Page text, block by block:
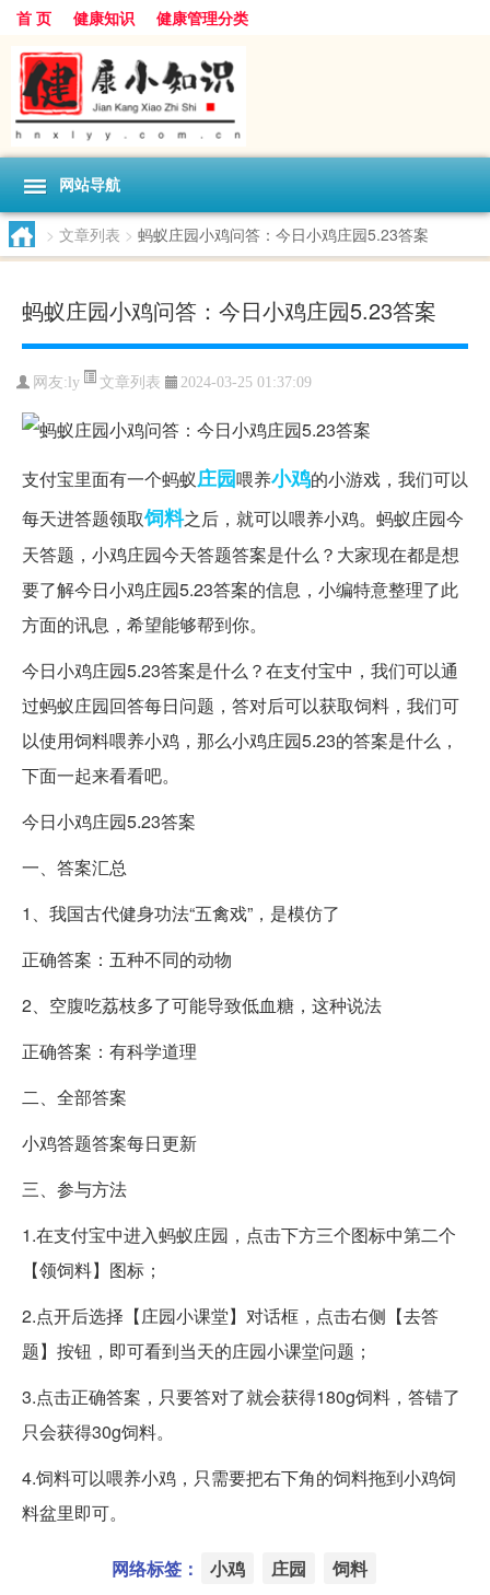
首 页 健康知识 健康管理分类
网站导航
> 文章列表 > 蚂蚁庄园小鸡问答：今日小鸡庄园5.23答案
蚂蚁庄园小鸡问答：今日小鸡庄园5.23答案
网友: ly 文章列表 2024-03-25 01:37:09
支付宝里面有一个蚂蚁庄园喂养小鸡的小游戏，我们可以
每天进答题领取饲料之后，就可以喂养小鸡。蚂蚁庄园今
天答题，小鸡庄园今天答题答案是什么？大家现在都是想
要了解今日小鸡庄园5.23答案的信息，小编特意整理了此
方面的讯息，希望能够帮到你。
今日小鸡庄园5.23答案是什么？在支付宝中，我们可以通
过蚂蚁庄园回答每日问题，答对后可以获取饲料，我们可
以使用饲料喂养小鸡，那么小鸡庄园5.23的答案是什么，
下面一起来看看吧。
今日小鸡庄园5.23答案
一、答案汇总
1、我国古代健身功法“五禽戏”，是模仿了
正确答案：五种不同的动物
2、空腹吃荔枝多了可能导致低血糖，这种说法
正确答案：有科学道理
二、全部答案
小鸡答题答案每日更新
三、参与方法
1.在支付宝中进入蚂蚁庄园，点击下方三个图标中第二个
【领饲料】图标；
2.点开后选择【庄园小课堂】对话框，点击右侧【去答
题】按钮，即可看到当天的庄园小课堂问题；
3.点击正确答案，只要答对了就会获得180g饲料，答错了
只会获得30g饲料。
4.饲料可以喂养小鸡，只需要把右下角的饲料拖到小鸡饲
料盆里即可。
网络标签： 小鸡 庄园 饲料